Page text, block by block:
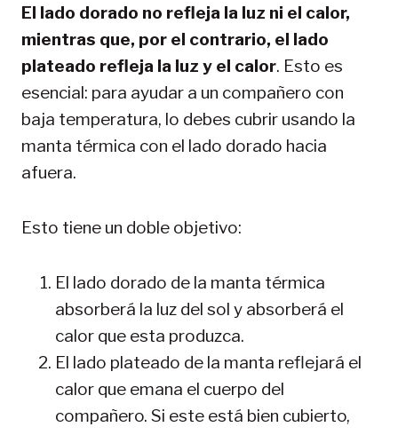
El lado dorado no refleja la luz ni el calor,
mientras que, por el contrario, el lado
plateado refleja la luz y el calor. Esto es
esencial: para ayudar a un compañero con
baja temperatura, lo debes cubrir usando la
manta térmica con el lado dorado hacia
afuera.
Esto tiene un doble objetivo:
El lado dorado de la manta térmica
absorberá la luz del sol y absorberá el
calor que esta produzca.
El lado plateado de la manta reflejará el
calor que emana el cuerpo del
compañero. Si este está bien cubierto,